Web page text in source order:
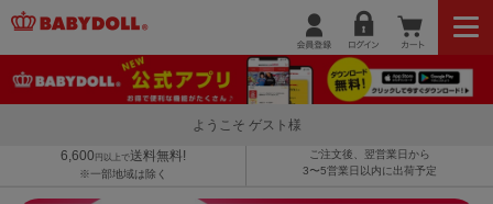
ようこそ ゲスト様
6,600 円以上で送料無料!
※一部地域は除く
ご注文後、翌営業日から
3〜5営業日以内に出荷予定